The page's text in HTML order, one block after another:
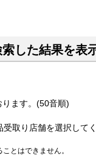
した結果を表
ます。(50音順)
取り店舗を選択してく
とはできません。